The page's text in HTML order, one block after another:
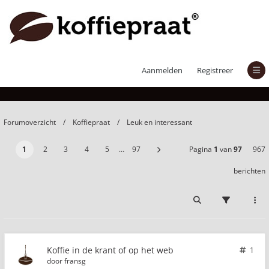
Aanmelden Registreer
Koffie in de krant of op het web
Forumoverzicht Koffiepraat Leuk en interessant
1 2 3 4 5 … 97 Pagina 1 van97 967
berichten
Koffie in de krant of op het web
1
doorfransg